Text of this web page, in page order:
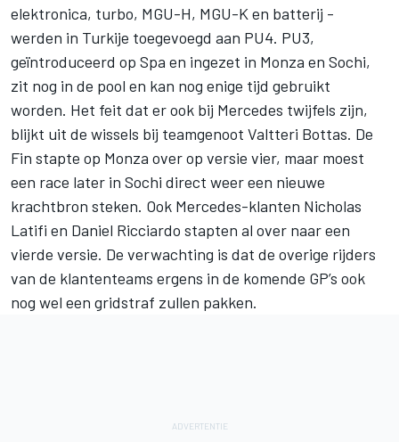
elektronica, turbo, MGU-H, MGU-K en batterij -
werden in Turkije toegevoegd aan PU4. PU3,
geïntroduceerd op Spa en ingezet in Monza en Sochi,
zit nog in de pool en kan nog enige tijd gebruikt
worden. Het feit dat er ook bij Mercedes twijfels zijn,
blijkt uit de wissels bij teamgenoot Valtteri Bottas. De
Fin stapte op Monza over op versie vier, maar moest
een race later in Sochi direct weer een nieuwe
krachtbron steken. Ook Mercedes-klanten Nicholas
Latifi en Daniel Ricciardo stapten al over naar een
vierde versie. De verwachting is dat de overige rijders
van de klantenteams ergens in de komende GP’s ook
nog wel een gridstraf zullen pakken.